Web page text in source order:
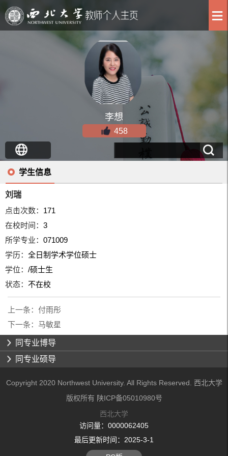
李想
458
学生信息
刘瑞
点击次数： 171
在校时间：3
所学专业：071009
学历：全日制学术学位硕士
学位：/硕士生
状态：不在校
上一条： 付雨彤
下一条： 马敏星
同专业博导
同专业硕导
Copyright 2020 Northwest University. All Rights Reserved. 西北大学
版权所有 陕ICP备05010980号
西北大学
访问量： 0000062405
最后更新时间： 2025-3-1